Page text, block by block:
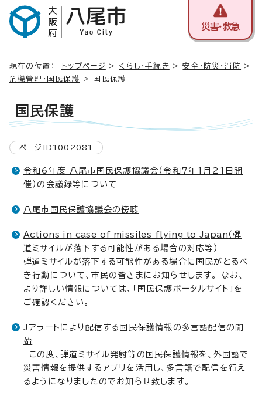
災害・救急
現在の位置： トップページ > くらし・手続き >安全・防災・消防
>
危機管理・国民保護
> 国民保護
国民保護
ページID1002081
令和6年度 八尾市国民保護協議会（令和7年1月21日開
催）の会議録等について
八尾市国民保護協議会の傍聴
Actions in case of missiles flying to Japan （弾
道ミサイルが落下する可能性がある場合の対応等）
弾道ミサイルが落下する可能性がある場合に国民がとるべ
き行動について、市民の皆さまにお知らせします。 なお、
より詳しい情報については、「国民保護ポータルサイト」を
ご確認ください。
Jアラートにより配信する国民保護情報の多言語配信の開
始
この度、弾道ミサイル発射等の国民保護情報を、外国語で
災害情報を提供するアプリを活用し、多言語で配信を行え
るようになりましたのでお知らせ致します。